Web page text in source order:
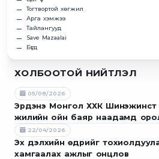
Тогтвортой хөгжил
Арга хэмжээ
Тайлангууд
Save Mazaalai
Бүгд
ХОЛБООТОЙ НИЙТЛЭЛ
05/08/2026
Эрдэнэ Монгол ХХК Шинэжинст
жилийн ойн баяр наадамд
22/04/2026
Эх дэлхийн өдрийг
хамгаалах ажлыг онцлов